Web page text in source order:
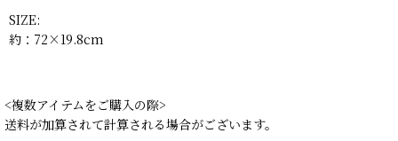
SIZE:
約：72×19.8cm
<複数アイテムをご購入の際>
送料が加算されて計算される場合がございます。